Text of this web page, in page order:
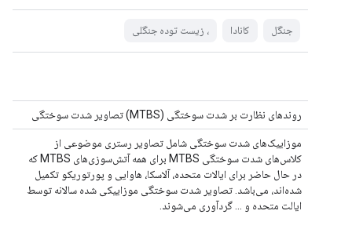
جنگل کانادا ، زیست توده جنگلی
روندهای نظارت بر شدت سوختگی (MTBS) تصاویر شدت سوختگی
موزاییک‌های شدت سوختگی شامل تصاویر رستری موضوعی از
کلاس‌های شدت سوختگی MTBS برای همه آتش‌سوزی‌های MTBS که
در حال حاضر برای ایالات متحده، آلاسکا، هاوایی و پورتوریکو تکمیل
شده‌اند، می‌باشد. تصاویر شدت سوختگی موزاییکی شده سالانه توسط
ایالت متحده و ... گردآوری می‌شوند.